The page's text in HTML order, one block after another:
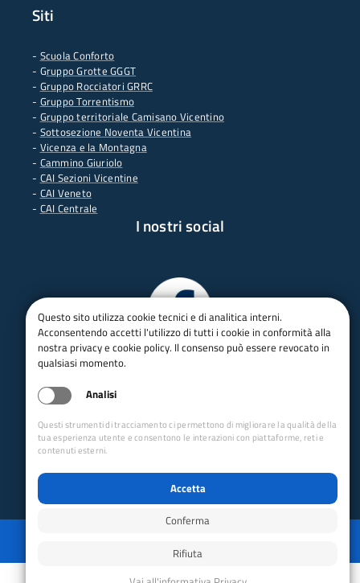
Siti
- Scuola Conforto
- Gruppo Grotte GGGT
- Gruppo Rocciatori GRRC
- Gruppo Torrentismo
- Gruppo territoriale Camisano Vicentino
- Sottosezione Noventa Vicentina
- Vicenza e la Montagna
- Cammino Giuriolo
- CAI Sezioni Vicentine
- CAI Veneto
- CAI Centrale
I nostri social
Powered by GRUPPO YEC
Questo sito utilizza cookie tecnici e di analitica interni.
Acconsentendo accetti l'utilizzo di tutti i cookie in conformità alla
nostra privacy e cookie policy. Il consenso può essere revocato in
qualsiasi momento.
Analisi
Questi strumenti di tracciamento ci permettono di migliorare la qualità della
tua esperienza utente e consentono le interazioni con piattaforme, reti e
contenuti esterni.
Accetta
Conferma
Rifiuta